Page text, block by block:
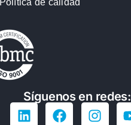
Síguenos en redes: